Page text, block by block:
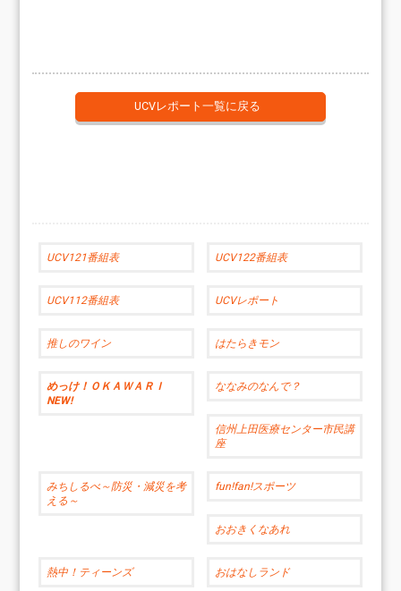
UCVレポート一覧に戻る
UCV121番組表 UCV122番組表
UCV112番組表 UCVレポート
推しのワイン はたらきモン
めっけ！ＯＫＡＷＡＲＩ
NEW!
ななみのなんで？
信州上田医療センター市民講
座
みちしるべ～防災・減災を考
える～
fun!fan!スポーツ
おおきくなあれ
熱中！ティーンズ おはなしランド